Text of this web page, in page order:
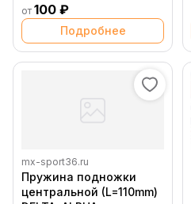
от 100 ₽
Подробнее
mx-sport36.ru
Пружина подножки
центральной (L=110mm)